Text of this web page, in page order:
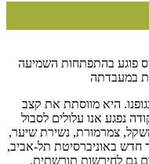
במעבדתה
היא מווסתת את קצב
נפגע אנו עלולים לסבול
צמרמורת, נשירת שיער,
חדש באוניברסיטת תל-אביב,
גם לחירשות תורשתית.